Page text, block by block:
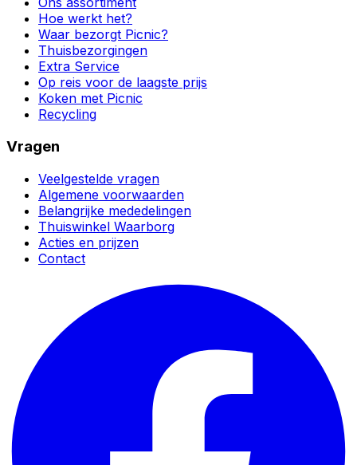
Hoe werkt het?
Waar bezorgt Picnic?
Thuisbezorgingen
Extra Service
Op reis voor de laagste prijs
Koken met Picnic
Recycling
Vragen
Veelgestelde vragen
Algemene voorwaarden
Belangrijke mededelingen
Thuiswinkel Waarborg
Acties en prijzen
Contact